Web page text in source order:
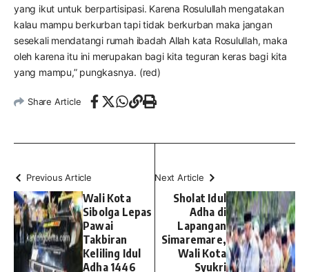
yang ikut untuk berpartisipasi. Karena Rosulullah mengatakan
kalau mampu berkurban tapi tidak berkurban maka jangan
sesekali mendatangi rumah ibadah Allah kata Rosulullah, maka
oleh karena itu ini merupakan bagi kita teguran keras bagi kita
yang mampu,” pungkasnya. (red)
Share Article
Previous Article
Wali Kota
Sibolga Lepas
Pawai
Takbiran
Keliling Idul
Adha 1446
Next Article
Sholat Idul
Adha di
Lapangan
Simaremare,
Wali Kota
Syukri